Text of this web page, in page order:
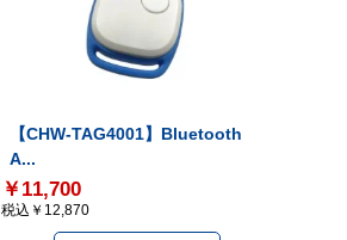
【CHW-TAG4001】Bluetooth
A...
￥11,700
税込￥12,870